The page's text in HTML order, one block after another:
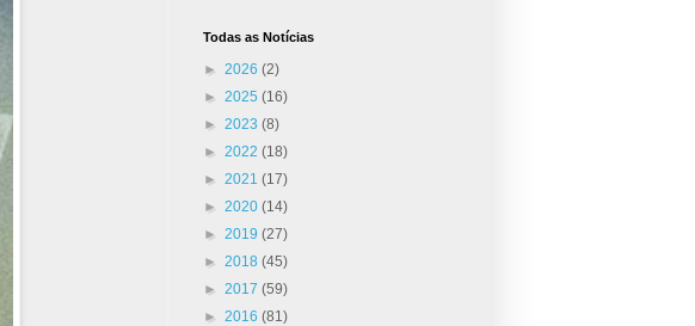
Todas as Notícias
► 2026 (2)
► 2025 (16)
► 2023 (8)
► 2022 (18)
► 2021 (17)
► 2020 (14)
► 2019 (27)
► 2018 (45)
► 2017 (59)
► 2016 (81)